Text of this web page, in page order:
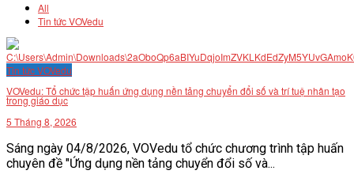
All
Tin tức VOVedu
Tin tức VOVedu
VOVedu: Tổ chức tập huấn ứng dụng nền tảng chuyển đổi số và trí tuệ nhân tạo
trong giáo dục
5 Tháng 8, 2026
Sáng ngày 04/8/2026, VOVedu tổ chức chương trình tập huấn
chuyên đề "Ứng dụng nền tảng chuyển đổi số và...